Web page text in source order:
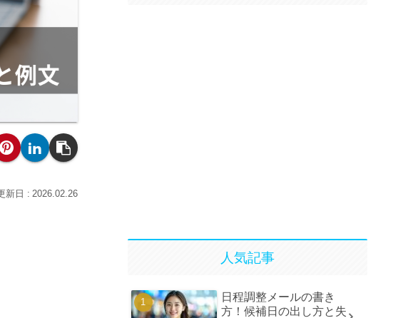
2026.02.26
人気記事
日程調整メールの書き
方！候補日の出し方と失